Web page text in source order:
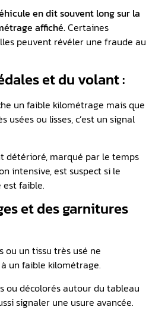
en dit souvent long sur la
affiché.Certaines
peuvent révéler une fraude au
et du volant :
un faible kilométrage mais que
usées ou lisses, c’est un signal
détérioré, marqué par le temps
intensive, est suspect si le
faible.
et des garnitures
ou un tissu très usé ne
un faible kilométrage.
ou décolorés autour du tableau
signaler une usure avancée.